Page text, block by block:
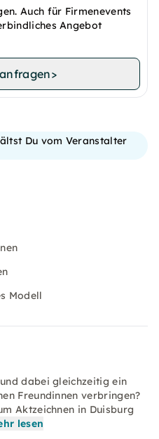
Auch für Firmenevents
Angebot
>
Du vom Veranstalter
Modell
dabei gleichzeitig ein
Freundinnen verbringen?
Aktzeichnen in Duisburg
lesen